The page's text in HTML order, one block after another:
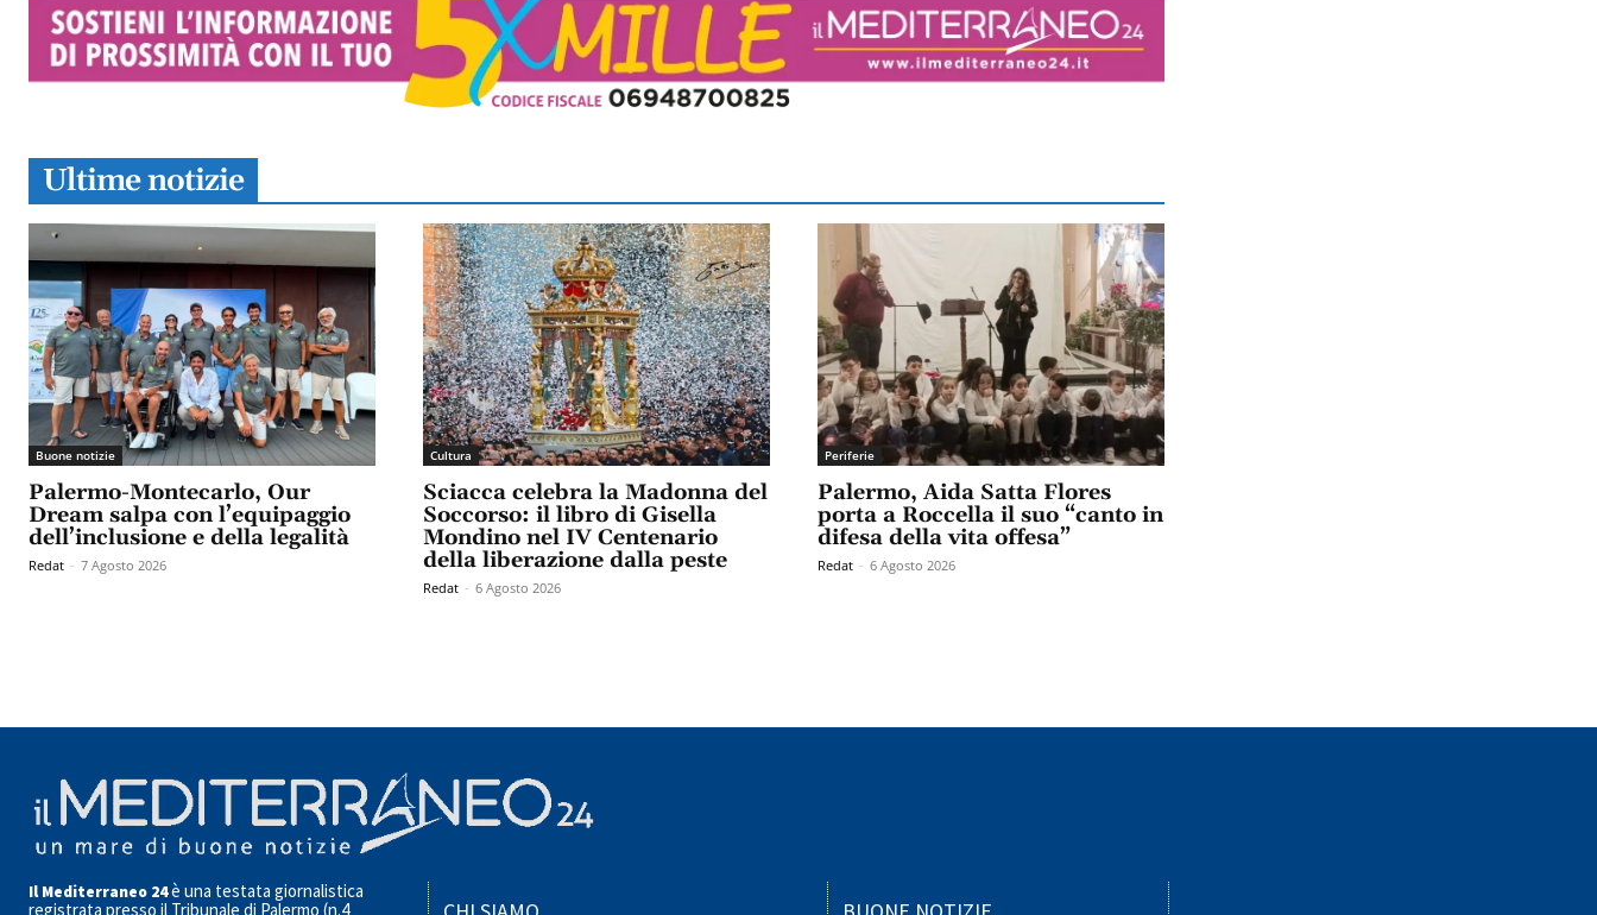
Ultime notizie
Buone notizie
Palermo-Montecarlo, Our
Dream salpa con l’equipaggio
dell’inclusione e della legalità
Redat - 7 Agosto 2026
Cultura
Sciacca celebra la Madonna del
Soccorso: il libro di Gisella
Mondino nel IV Centenario
della liberazione dalla peste
Redat - 6 Agosto 2026
Periferie
Palermo, Aida Satta Flores
porta a Roccella il suo “canto in
difesa della vita offesa”
Redat - 6 Agosto 2026
Il Mediterraneo 24è una testata giornalistica
registrata presso il Tribunale di Palermo (n.4